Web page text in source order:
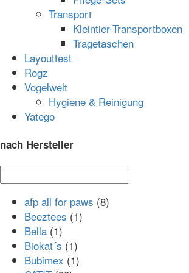
Transport
Kleintier-Transportboxen
Tragetaschen
Layouttest
Rogz
Vogelwelt
Hygiene & Reinigung
Yatego
nach Hersteller
afp all for paws (8)
Beeztees (1)
Bella (1)
Biokat´s (1)
Bubimex (1)